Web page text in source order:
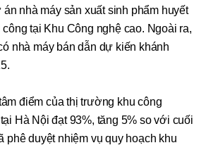
nhà máy sản xuất sinh phẩm huyết
tại Khu Công nghệ cao. Ngoài ra,
nhà máy bán dẫn dự kiến khánh
điểm của thị trường khu công
Hà Nội đạt 93%, tăng 5% so với cuối
phê duyệt nhiệm vụ quy hoạch khu